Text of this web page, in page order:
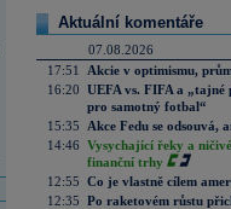
Aktuální komentáře
07.08.2026
17:51
Akcie v optimismu,
16:20 UEFA vs. FIFA a
pro samotný fotbal“
15:35
Akce Fedu se odsouvá,
14:46 Vysychající řeky a
finanční trhy
12:55 Co je vlastně cílem
12:35 Po raketovém růstu